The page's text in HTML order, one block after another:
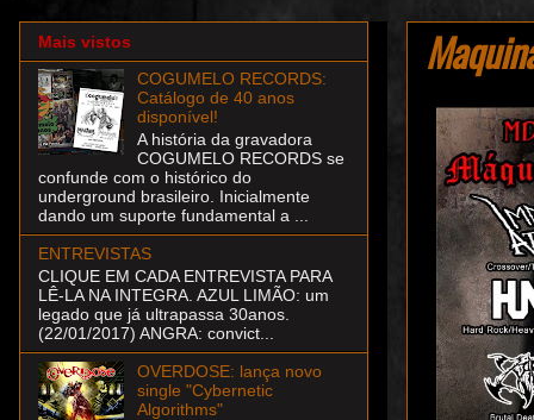
Mais vistos
COGUMELO RECORDS:
Catálogo de 40 anos
disponível!
A história da gravadora
COGUMELO RECORDS se
confunde com o histórico do
underground brasileiro. Inicialmente
dando um suporte fundamental a ...
ENTREVISTAS
CLIQUE EM CADA ENTREVISTA PARA
LÊ-LA NA INTEGRA. AZUL LIMÃO: um
legado que já ultrapassa 30anos.
(22/01/2017) ANGRA: convict...
OVERDOSE: lança novo
single "Cybernetic
Algorithms"